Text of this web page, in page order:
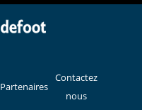
Partenaires
Contactez
nous